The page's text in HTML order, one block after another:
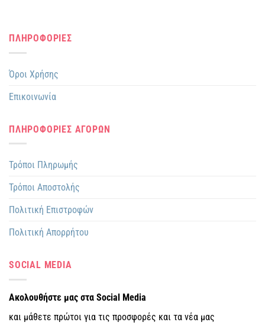
ΠΛΗΡΟΦΟΡΙΕΣ
Όροι Χρήσης
Επικοινωνία
ΠΛΗΡΟΦΟΡΙΕΣ ΑΓΟΡΩΝ
Τρόποι Πληρωμής
Τρόποι Αποστολής
Πολιτική Επιστροφών
Πολιτική Απορρήτου
SOCIAL MEDIA
Ακολουθήστε μας στα Social Media
και μάθετε πρώτοι για τις προσφορές και τα νέα μας